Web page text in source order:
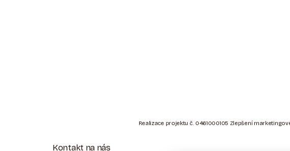
Realizace projektu č. 0461000105 Zlepšení
Kontakt na nás